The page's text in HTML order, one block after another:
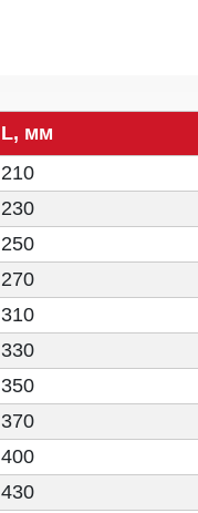
L, мм
210
230
250
270
310
330
350
370
400
430